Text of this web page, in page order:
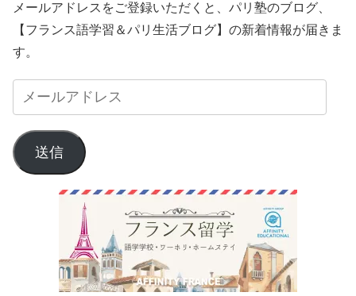
メールアドレスをご登録いただくと、パリ塾のブログ、
【フランス語学習＆パリ生活ブログ】の新着情報が届きま
す。
送信